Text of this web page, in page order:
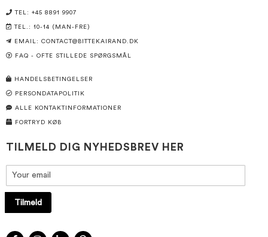
TEL: +45 8891 9907
TEL.: 10-14 (MAN-FRE)
EMAIL: CONTACT@BITTEKAIRAND.DK
FAQ - OFTE STILLEDE SPØRGSMÅL
HANDELSBETINGELSER
PERSONDATAPOLITIK
ALLE KONTAKTINFORMATIONER
FORTRYD KØB
TILMELD DIG NYHEDSBREV HER
Tilmeld